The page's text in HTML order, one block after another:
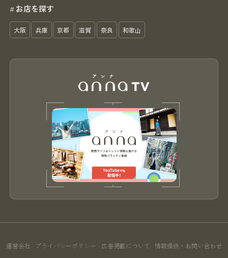
# お店を探す
大阪 兵庫 京都 滋賀 奈良 和歌山
運営会社 プライバシーポリシー 広告掲載について 情報提供・お問い合わせ